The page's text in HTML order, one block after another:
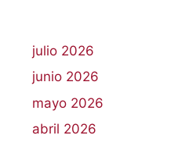
julio 2026
junio 2026
mayo 2026
abril 2026